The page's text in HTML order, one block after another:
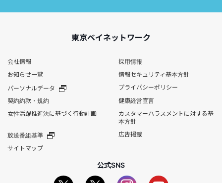
東京ベイネットワーク
会社情報
採用情報
お知らせ一覧
情報セキュリティ基本方針
パーソナルデータ
プライバシーポリシー
契約約款・規約
健康経営宣言
女性活躍推進法に基づく行動計画
カスタマーハラスメントに対する基
本方針
放送番組基準
広告掲載
サイトマップ
公式SNS